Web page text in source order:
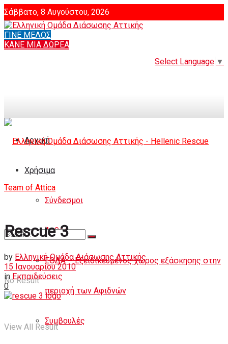
Σάββατο, 8 Αυγούστου, 2026
Login
Select Language ▼
ΓΙΝΕ ΜΕΛΟΣ
ΚΑΝΕ ΜΙΑ ΔΩΡΕΑ
Αρχική
Χρήσιμα
Σύνδεσμοι
Άρθρα
ΕΟΔΑ – Εξειδικευμένος χώρος εξάσκησης στην
περιοχή των Αφιδνών
Συμβουλές
No Result
View All Result
Rescue 3
by Ελληνική Ομάδα Διάσωσης Αττικής
15 Ιανουαρίου 2010
in Εκπαιδεύσεις
0